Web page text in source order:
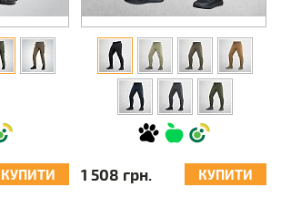
КУПИТИ 1 508 грн. КУПИТИ